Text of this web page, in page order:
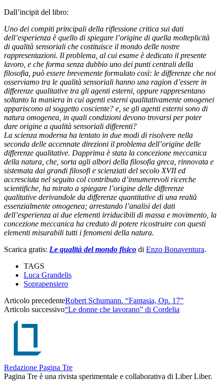
Dall’incipit del libro:
Uno dei compiti principali della riflessione critica sui dati
dell’esperienza è quello di spiegare l’origine di quella molteplicità
di qualità sensoriali che costituisce il mondo delle nostre
rappresentazioni. Il problema, al cui esame è dedicato il presente
lavoro, e che forma senza dubbio uno dei punti centrali della
filosofia, può essere brevemente formulato così: le differenze che noi
osserviamo tra le qualità sensoriali hanno una ragion d’essere in
differenze qualitative tra gli agenti esterni, oppure rappresentano
soltanto la maniera in cui agenti esterni qualitativamente omogenei
appariscono al soggetto cosciente? e, se gli agenti esterni sono di
natura omogenea, in quali condizioni devono trovarsi per poter
dare origine a qualità sensoriali differenti?
La scienza moderna ha tentato in due modi di risolvere nella
seconda delle accennate direzioni il problema dell’origine delle
differenze qualitative. Dapprima è stata la concezione meccanica
della natura, che, sorta agli albori della filosofia greca, rinnovata e
sistemata dai grandi filosofi e scienziati del secolo XVII ed
accresciuta nel seguito col contributo d’innumerevoli ricerche
scientifiche, ha mirato a spiegare l’origine delle differenze
qualitative derivandole da differenze quantitative di una realtà
essenzialmente omogenea; arrestando l’analisi dei dati
dell’esperienza ai due elementi irriducibili di massa e movimento, la
concezione meccanica ha creduto di potere ricostruire con questi
elementi misurabili tutti i fenomeni della natura.
Scarica gratis: Le qualità del mondo fisico di Enzo Bonaventura.
TAGS
Luca Grandelis
Soprapensiero
Articolo precedenteRobert Schumann. “Fantasia, Op. 17”
Articolo successivo“Le donne che lavorano” di Cordelia
Redazione Pagina Tre
Pagina Tre è una rivista sperimentale e collaborativa di Liber Liber.